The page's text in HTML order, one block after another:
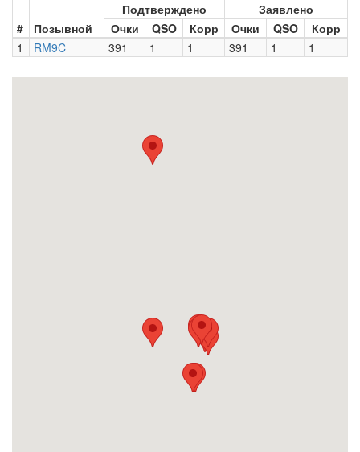
# Позывной
Подтверждено
Заявлено
Очки
QSO Корр Очки QSO
Корр
1
RM9C 391 1 1 391 1 1